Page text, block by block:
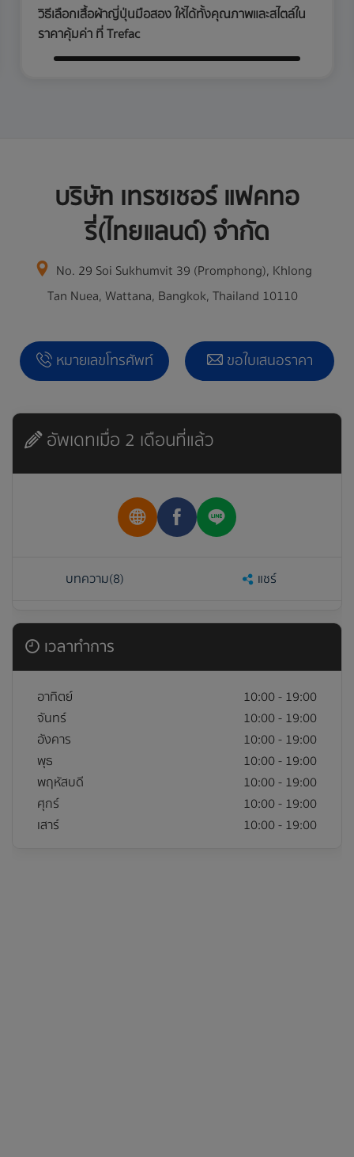
วิธีเลือกเสื้อผ้าญี่ปุ่นมือสอง ให้ได้ทั้งคุณภาพและสไตล์ใน
ราคาคุ้มค่า ที่ Trefac
บริษัท เทรซเชอร์ แฟคทอ
รี่(ไทยแลนด์) จำกัด
No. 29 Soi Sukhumvit 39 (Promphong), Khlong
Tan Nuea, Wattana, Bangkok, Thailand 10110
หมายเลขโทรศัพท์ ขอใบเสนอราคา
ขอใบเสนอราคา
แบบฟอร์มสำหรับ บริษัท เทรซเชอร์ แฟคทอรี่(ไทยแลนด์)
ชื่อ
หมายเลขโทรศัพท์
อีเมล
อัพเดทเมื่อ 2 เดือนที่แล้ว
บทความ(8) แชร์
เวลาทำการ
อาทิตย์
10:00 - 19:00
จันทร์
10:00 - 19:00
อังคาร
10:00 - 19:00
พุธ
10:00 - 19:00
พฤหัสบดี
10:00 - 19:00
ศุกร์
10:00 - 19:00
เสาร์
10:00 - 19:00